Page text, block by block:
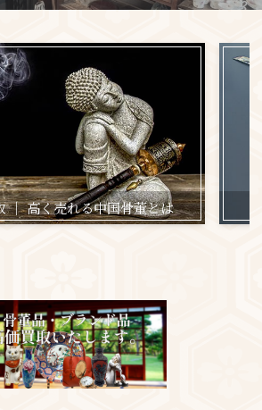
｜ 高く売れる中国骨董とは